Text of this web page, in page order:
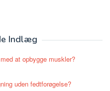
Indlæg
at opbygge muskler?
uden fedtforøgelse?